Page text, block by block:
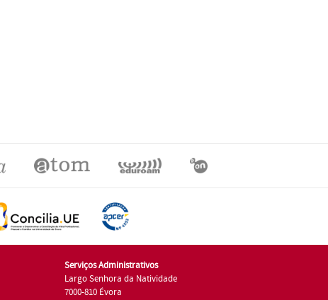
Serviços Administrativos
Largo Senhora da Natividade
7000-810 Évora